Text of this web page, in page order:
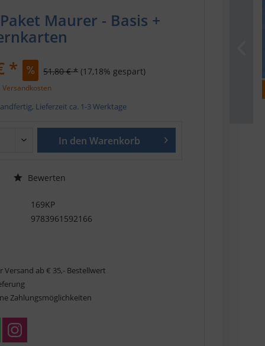
Maurer - Basis +
* 51,80 € * (17,18% gespart)
Versandkosten
Lieferzeit ca. 1-3 Werktage
In den Warenkorb
Bewerten
169KP
9783961592166
Versand ab € 35,- Bestellwert
Zahlungsmöglichkeiten